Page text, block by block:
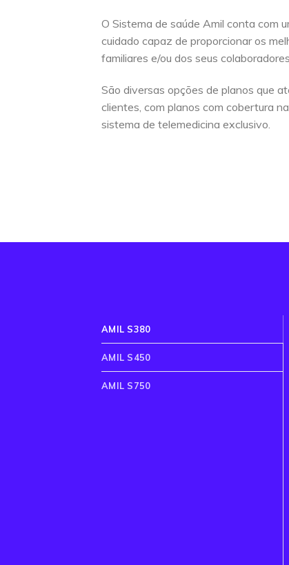
O Sistema de saúde Amil conta com
cuidado capaz de proporcionar os
familiares e/ou dos seus colaboradores.
São diversas opções de planos que
clientes, com planos com cobertura
sistema de telemedicina exclusivo.
AMIL S380
AMIL S450
AMIL S750